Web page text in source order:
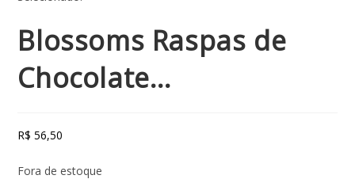
Blossoms Raspas de
Chocolate…
R$ 56,50
Fora de estoque